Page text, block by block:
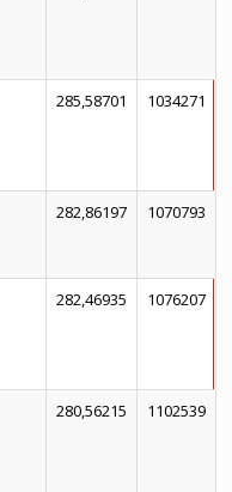
285,58701 1034271
282,86197 1070793
282,46935 1076207
280,56215 1102539